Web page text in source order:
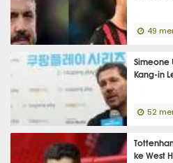
49
Simeone
Kang-in
52
ke West